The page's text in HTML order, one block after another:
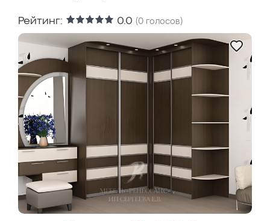
Рейтинг: 0.0 (0 голосов)